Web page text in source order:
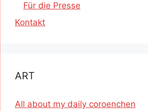
Für die Presse
Kontakt
ART
All about my daily coroenchen